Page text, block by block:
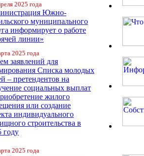
2025 года
Южно-
муниципального
информирует о работе
линии»
2025 года
заявлений для
Списка молодых
– претендентов на
социальных выплат
жилого
или создание
индивидуального
строительства в
году
2025 года